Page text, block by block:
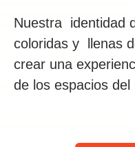
Nuestra identidad
coloridas y llenas
crear una
de los espacios